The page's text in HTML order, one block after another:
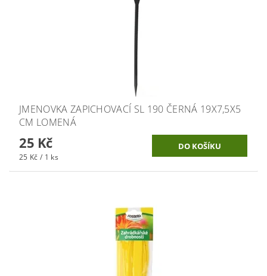
JMENOVKA ZAPICHOVACÍ SL 190 ČERNÁ 19X7,5X5
CM LOMENÁ
25 Kč
25 Kč / 1 ks